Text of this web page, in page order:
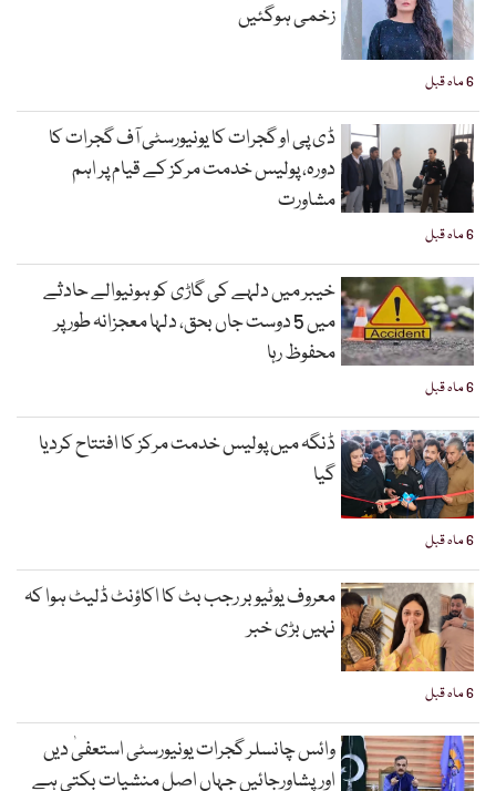
6 ماہ قبل
زخمی ہوگئیں
6 ماہ قبل
ڈی پی او گجرات کا یونیورسٹی آف گجرات کا
دورہ، پولیس خدمت مرکز کے قیام پر اہم
مشاورت
6 ماہ قبل
خیبر میں دلہے کی گاڑی کو ہونیوالے حادثے
میں 5 دوست جاں بحق، دلہا معجزانہ طور پر
محفوظ رہا
6 ماہ قبل
ڈنگہ میں پولیس خدمت مرکز کا افتتاح کردیا
گیا
6 ماہ قبل
معروف یوٹیوبر رجب بٹ کا اکاؤنٹ ڈلیٹ ہوا کہ
نہیں بڑی خبر
وائس چانسلر گجرات یونیورسٹی استعفیٰ دیں
اورپشاورجائیں جہاں اصل منشیات بکتی ہے